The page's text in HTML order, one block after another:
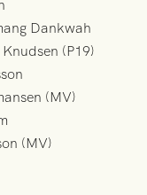
Dankwah
(P19)
(MV)
(MV)